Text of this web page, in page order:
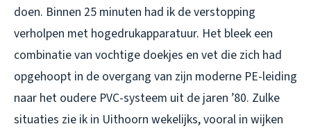
doen. Binnen 25 minuten had ik de verstopping
verholpen met hogedrukapparatuur. Het bleek een
combinatie van vochtige doekjes en vet die zich had
opgehoopt in de overgang van zijn moderne PE-leiding
naar het oudere PVC-systeem uit de jaren ’80. Zulke
situaties zie ik in Uithoorn wekelijks, vooral in wijken